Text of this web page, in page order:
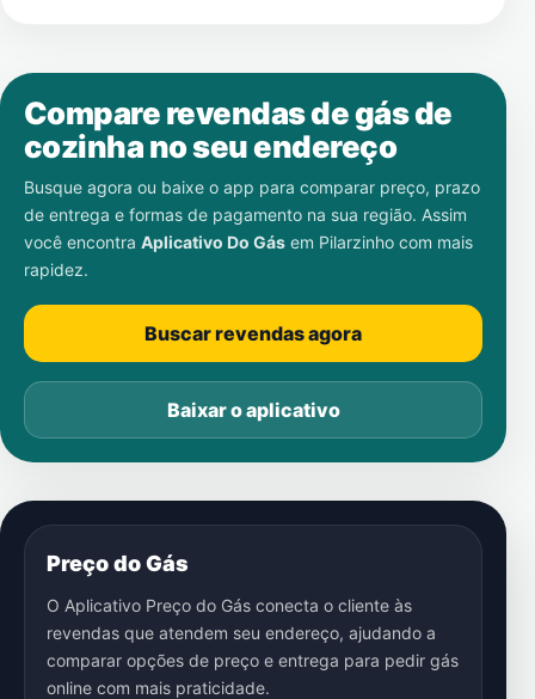
Compare revendas de gás de
cozinha no seu endereço
Busque agora ou baixe o app para comparar preço, prazo
de entrega e formas de pagamento na sua região. Assim
você encontra Aplicativo Do Gás em Pilarzinho com mais
rapidez.
Buscar revendas agora
Baixar o aplicativo
Preço do Gás
O Aplicativo Preço do Gás conecta o cliente às
revendas que atendem seu endereço, ajudando a
comparar opções de preço e entrega para pedir gás
online com mais praticidade.